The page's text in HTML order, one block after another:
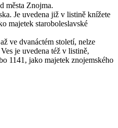
města Znojma.
Je uvedena již v listině knížete
majetek staroboleslavské
ve dvanáctém století, nelze
je uvedena též v listině,
1141, jako majetek znojemského